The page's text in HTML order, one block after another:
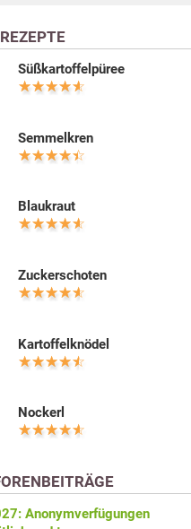
Süßkartoffelpüree
Semmelkren
Blaukraut
Zuckerschoten
Kartoffelknödel
Nockerl
Anonymverfügungen